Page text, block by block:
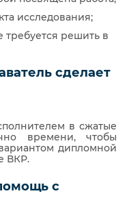
исследования;
требуется решить в
сделает
в сжатые
времени, чтобы
дипломной
ВКР.
с